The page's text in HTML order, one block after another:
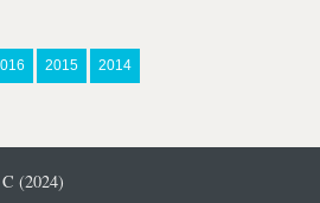
2015 2014
(2024)